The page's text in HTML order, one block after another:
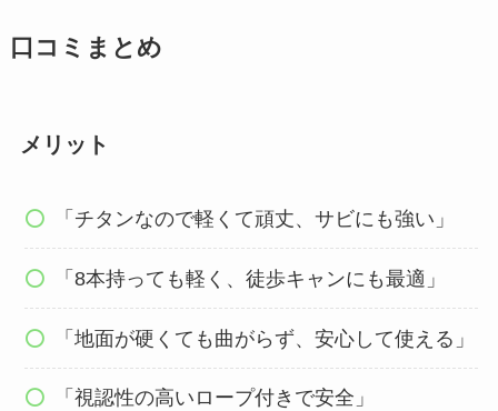
口コミまとめ
メリット
「チタンなので軽くて頑丈、サビにも強い」
「8本持っても軽く、徒歩キャンにも最適」
「地面が硬くても曲がらず、安心して使える」
「視認性の高いロープ付きで安全」